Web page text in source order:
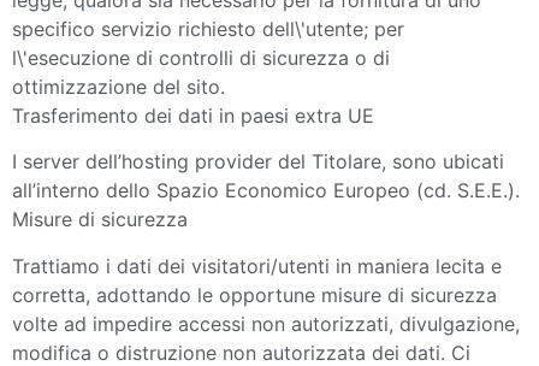
specifico servizio richiesto dell\'utente; per
l\'esecuzione di controlli di sicurezza o di
ottimizzazione del sito.
Trasferimento dei dati in paesi extra UE
I server dell’hosting provider del Titolare, sono ubicati
all’interno dello Spazio Economico Europeo (cd. S.E.E.).
Misure di sicurezza
Trattiamo i dati dei visitatori/utenti in maniera lecita e
corretta, adottando le opportune misure di sicurezza
volte ad impedire accessi non autorizzati, divulgazione,
modifica o distruzione non autorizzata dei dati. Ci